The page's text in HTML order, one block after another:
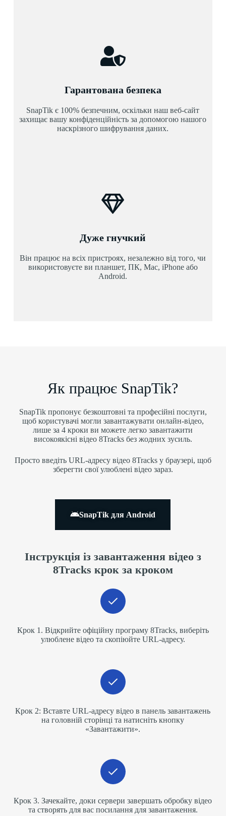
Гарантована безпека
SnapTik є 100% безпечним, оскільки наш веб-сайт
захищає вашу конфіденційність за допомогою нашого
наскрізного шифрування даних.
Дуже гнучкий
Він працює на всіх пристроях, незалежно від того, чи
використовуєте ви планшет, ПК, Mac, iPhone або
Android.
Як працює SnapTik?
SnapTik пропонує безкоштовні та професійні послуги,
щоб користувачі могли завантажувати онлайн-відео,
лише за 4 кроки ви можете легко завантажити
високоякісні відео 8Tracks без жодних зусиль.
Просто введіть URL-адресу відео 8Tracks у браузері, щоб
зберегти свої улюблені відео зараз.
SnapTik для Android
Інструкція із завантаження відео з
8Tracks крок за кроком
Крок 1. Відкрийте офіційну програму 8Tracks, виберіть
улюблене відео та скопіюйте URL-адресу.
Крок 2: Вставте URL-адресу відео в панель завантажень
на головній сторінці та натисніть кнопку
«Завантажити».
Крок 3. Зачекайте, доки сервери завершать обробку відео
та створять для вас посилання для завантаження.